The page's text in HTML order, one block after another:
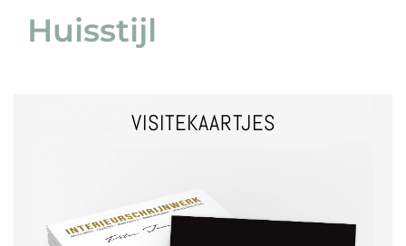
Huisstijl
VISITEKAARTJES
krasvrije laminaat mogelijk